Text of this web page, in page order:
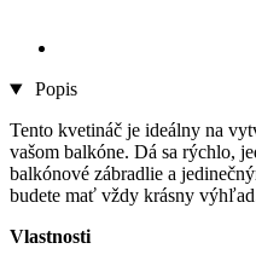
Popis
Tento kvetináč je ideálny na
vašom balkóne. Dá sa rýchlo,
balkónové zábradlie a
budete mať vždy krásny
Vlastnosti